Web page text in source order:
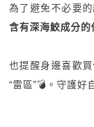
為了避免不必要
含有深海鮫成分的
也提醒身邊喜歡
“雷區”💣。守護好